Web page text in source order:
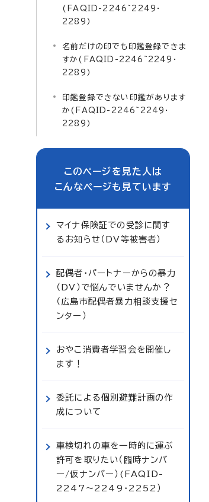
(FAQID-2246~2249・
2289）
名前だけの印でも印鑑登録できま
すか(FAQID-2246~2249・
2289）
印鑑登録できない印鑑があります
か(FAQID-2246~2249・
2289）
このページを見た人は
こんなページも見ています
マイナ保険証での受診に関す
るお知らせ（DV等被害者）
配偶者・パートナーからの暴力
（DV）で悩んでいませんか？
（広島市配偶者暴力相談支援セ
ンター）
おやこ消費者学習会を開催し
ます！
委託による個別避難計画の作
成について
車検切れの車を一時的に運ぶ
許可を取りたい（臨時ナンバ
ー/仮ナンバー）(FAQID-
2247～2249・2252）